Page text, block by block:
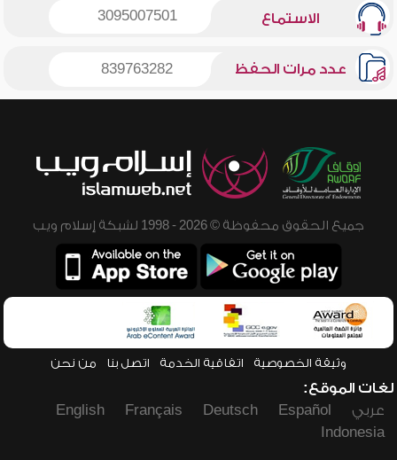
الاستماع 3095007501
عدد مرات الحفظ 839763282
جميع الحقوق محفوظة © 2026 - 1998 لشبكة إسلام ويب
وثيقة الخصوصية اتفاقية الخدمة اتصل بنا من نحن
لغات الموقع:
عربي
Español
Deutsch
Français
English
Indonesia